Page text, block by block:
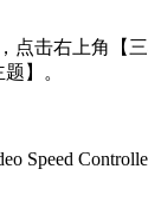
点击右上角【
】。
Speed